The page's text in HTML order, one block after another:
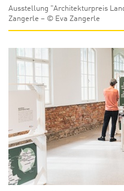
Ausstellung "Architekturpreis
Zangerle – © Eva Zangerle